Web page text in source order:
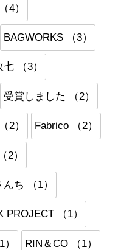
4）
BAGWORKS （3）
（3）
受賞しました （2）
2） Fabrico （2）
2）
んち （1）
PROJECT （1）
RIN＆CO （1）